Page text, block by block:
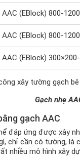
AAC (EBlock) 800-
AAC (EBlock) 800-
AAC (EBlock)
Gạch nhẹ
gạch AAC
đáp ứng được xây
chỉ cần có tường,
nhiều mô hình xây